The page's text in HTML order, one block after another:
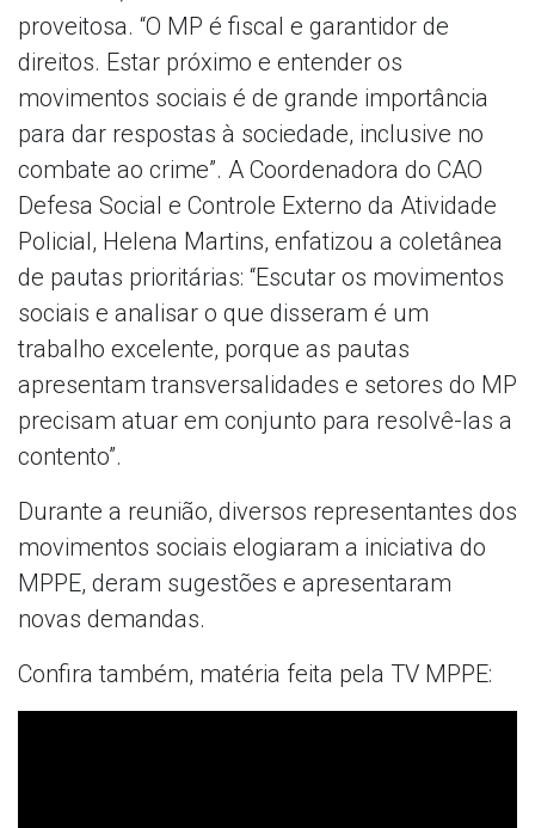
proveitosa. “O MP é fiscal e garantidor de
direitos. Estar próximo e entender os
movimentos sociais é de grande importância
para dar respostas à sociedade, inclusive no
combate ao crime”. A Coordenadora do CAO
Defesa Social e Controle Externo da Atividade
Policial, Helena Martins, enfatizou a coletânea
de pautas prioritárias: “Escutar os movimentos
sociais e analisar o que disseram é um
trabalho excelente, porque as pautas
apresentam transversalidades e setores do MP
precisam atuar em conjunto para resolvê-las a
contento”.
Durante a reunião, diversos representantes dos
movimentos sociais elogiaram a iniciativa do
MPPE, deram sugestões e apresentaram
novas demandas.
Confira também, matéria feita pela TV MPPE: